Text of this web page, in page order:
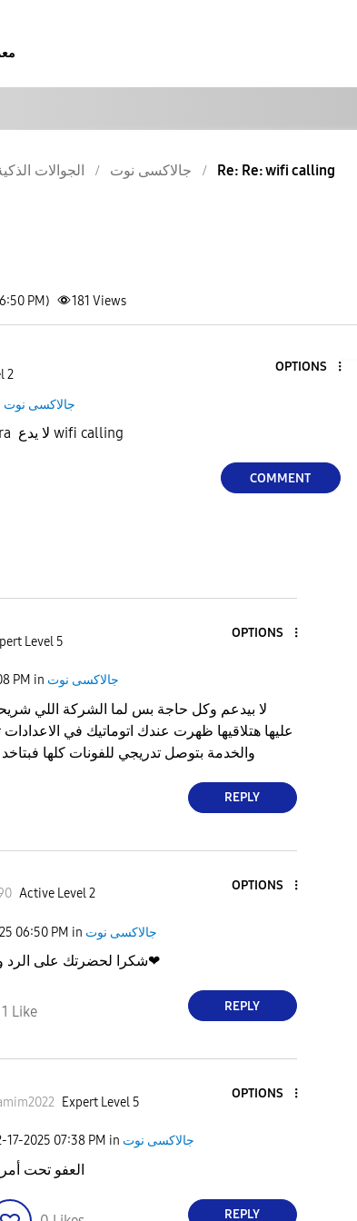
الجوالات جالاكسى نوت Re: Re: wifi calling
PM) 181 Views
2
OPTIONS
جالاكسى نوت
ليه موبيل note 20 ultra لا يدع wifi calling
COMMENT
Level 5
OPTIONS
PM in جالاكسى نوت
لا بيدعم وكل حاجة بس لما الشركة اللي
عليها هتلاقيها ظهرت عندك اتوماتيك في
والخدمة بتوصل تدريجي للفونات كلها
REPLY
Active Level 2
OPTIONS
06:50 PM in جالاكسى نوت
شكرا لحضرتك على الرد والتوضيح❤
1 Like REPLY
Expert Level 5
OPTIONS
17-2025 07:38 PM in جالاكسى نوت
العفو تحت
REPLY